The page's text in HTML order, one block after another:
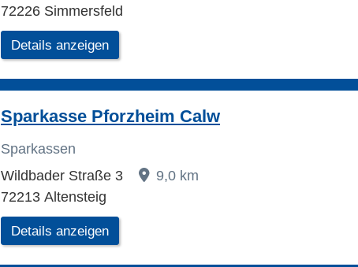
72226 Simmersfeld
Details anzeigen
Sparkasse Pforzheim Calw
Sparkassen
Wildbader Straße 3
9,0 km
72213 Altensteig
Details anzeigen